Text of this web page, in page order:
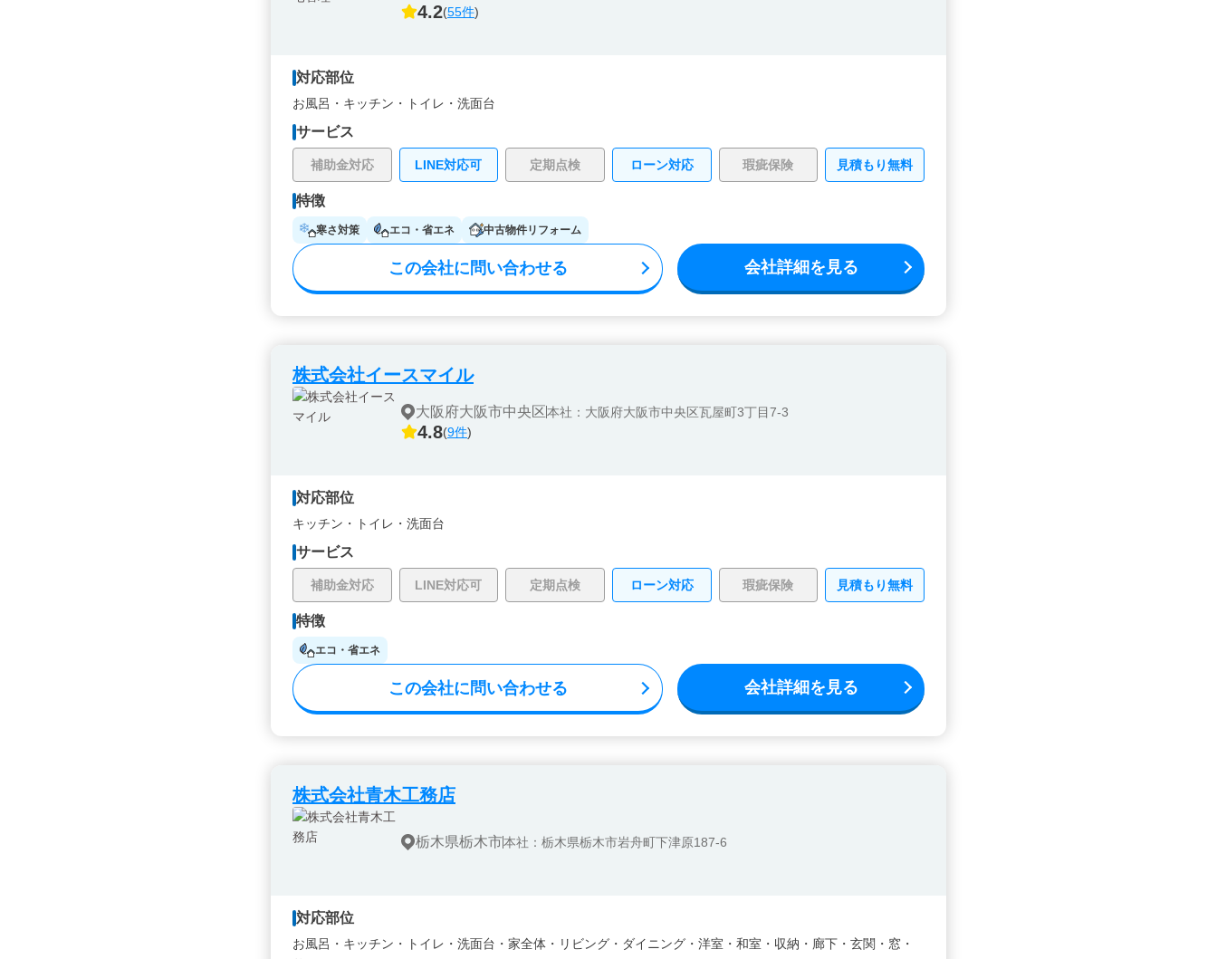
4.2(55件)
対応部位
お風呂・ キッチン・ トイレ・ 洗面台
サービス
補助金対応 LINE対応可 定期点検 ローン対応 瑕疵保険 見積もり無料
特徴
寒さ対策 エコ・省エネ 中古物件リフォーム
この会社に問い合わせる 会社詳細を見る
株式会社イースマイル
大阪府大阪市中央区本社：大阪府大阪市中央区瓦屋町3丁目7-3
4.8(9件)
対応部位
キッチン・ トイレ・ 洗面台
サービス
補助金対応 LINE対応可 定期点検 ローン対応 瑕疵保険 見積もり無料
特徴
エコ・省エネ
この会社に問い合わせる 会社詳細を見る
株式会社青木工務店
栃木県栃木市本社：栃木県栃木市岩舟町下津原187-6
対応部位
お風呂・ キッチン・ トイレ・ 洗面台・ 家全体・ リビング・ ダイニング・ 洋室・ 和室・ 収納・ 廊下・ 玄関・ 窓・